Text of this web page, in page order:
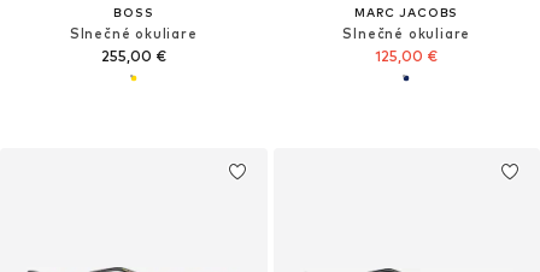
BOSS
Slnečné okuliare
255,00 €
MARC JACOBS
Slnečné okuliare
125,00 €